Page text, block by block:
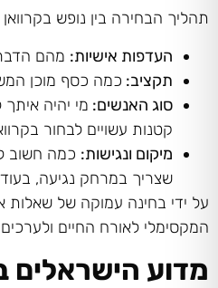
תהליך הבחירה בין נופש
העדפות אישיות: מהם
תקציב: כמה כסף מוכן
סוג האנשים: מי יהיה
קטנות עשויים לבחור
מיקום ונגישות: כמה חשוב
שצריך במרחק נגיעה, בעוד
על ידי בחינה עמוקה של שאלות
המקסימלי לאורח החיים
מדוע הישראלים